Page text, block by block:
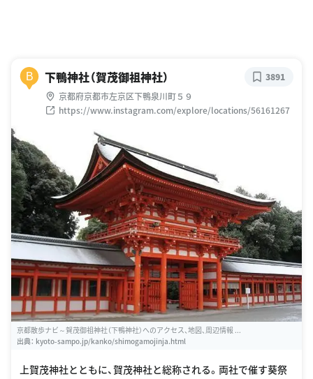
B 下鴨神社（賀茂御祖神社）
京都府京都市左京区下鴨泉川町５９
https://www.instagram.com/explore/locations/56161267
3891
京都散歩ナビ～賀茂御祖神社（下鴨神社）へのアクセス、地図、周辺情報 ...
出典： kyoto-sampo.jp/kanko/shimogamojinja.html
上賀茂神社とともに、賀茂神社と総称される。両社で催す葵祭